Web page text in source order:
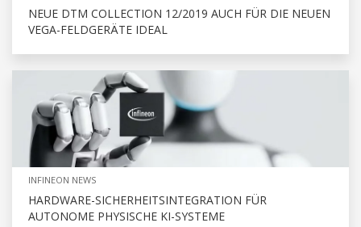
NEUE DTM COLLECTION 12/2019 AUCH FÜR DIE NEUEN
VEGA-FELDGERÄTE IDEAL
INFINEON NEWS
HARDWARE-SICHERHEITSINTEGRATION FÜR
AUTONOME PHYSISCHE KI-SYSTEME